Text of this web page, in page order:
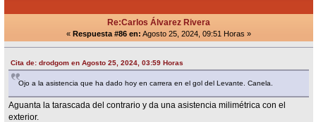
Re:Carlos Álvarez Rivera
« Respuesta #86 en: Agosto 25, 2024, 09:51 Horas »
Cita de: drodgom en Agosto 25, 2024, 03:59 Horas
Ojo a la asistencia que ha dado hoy en carrera en el gol del Levante. Canela.
Aguanta la tarascada del contrario y da una asistencia milimétrica con el
exterior.